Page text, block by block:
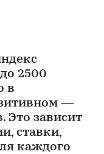
2500
в
—
Это зависит
ставки,
каждого